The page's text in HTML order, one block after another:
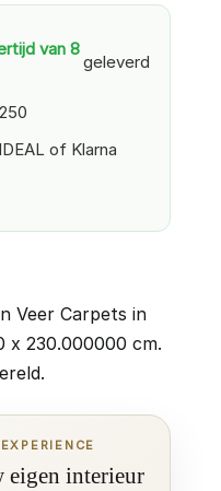
van 8
geleverd
of Klarna
Veer Carpets in
x 230.000000 cm.
interieur